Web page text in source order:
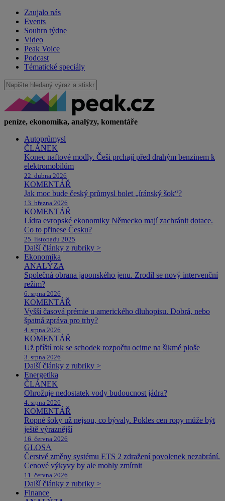
Zaujalo nás
Events
Souhrn týdne
Video
Peak Voice
Podcast
Tématické speciály
peníze, ekonomika, analýzy, komentáře
Autoprůmysl
ČLÁNEK
Konec naftové modly. Češi prchají před drahým benzinem k
elektromobilům
22. dubna 2026
KOMENTÁŘ
Jak moc bude český průmysl bolet „íránský šok“?
13. března 2026
KOMENTÁŘ
Lídra evropské ekonomiky Německo mají zachránit dotace.
Co to přinese Česku?
25. listopadu 2025
Další články z rubriky >
Ekonomika
ANALÝZA
Společná obrana japonského jenu. Zrodil se nový intervenční
režim?
6. srpna 2026
KOMENTÁŘ
Vyšší časová prémie u amerického dluhopisu. Dobrá, nebo
špatná zpráva pro trhy?
4. srpna 2026
KOMENTÁŘ
Už příští rok se schodek rozpočtu ocitne na šikmé ploše
3. srpna 2026
Další články z rubriky >
Energetika
ČLÁNEK
Ohrožuje nedostatek vody budoucnost jádra?
4. srpna 2026
KOMENTÁŘ
Ropné šoky už nejsou, co bývaly. Pokles cen ropy může být
ještě výraznější
16. června 2026
GLOSA
Čerstvé změny systému ETS 2 zdražení povolenek nezabrání.
Cenové výkyvy by ale mohly zmírnit
11. června 2026
Další články z rubriky >
Finance